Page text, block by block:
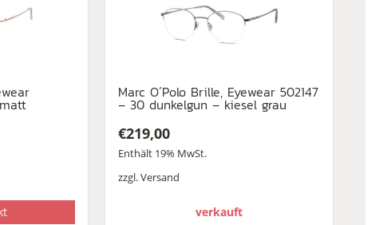
Marc O´Polo Brille, Eyewear 502147
– 30 dunkelgun – kiesel grau
€219,00
Enthält 19% MwSt.
zzgl.Versand
verkauft